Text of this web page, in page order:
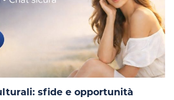
sfide e opportunità